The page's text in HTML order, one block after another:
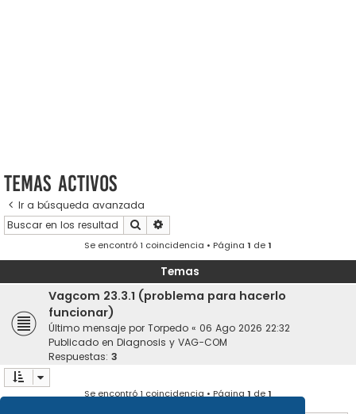
Temas activos
Ir a búsqueda avanzada
Buscar
Se encontró 1 coincidencia • Página 1 de1
Temas
Vagcom 23.3.1 (problema para hacerlo
funcionar)
Último mensaje por Torpedo « 06 Ago 2026 22:32
Publicado en Diagnosis y VAG-COM
Respuestas: 3
Se encontró 1 coincidencia • Página1de1